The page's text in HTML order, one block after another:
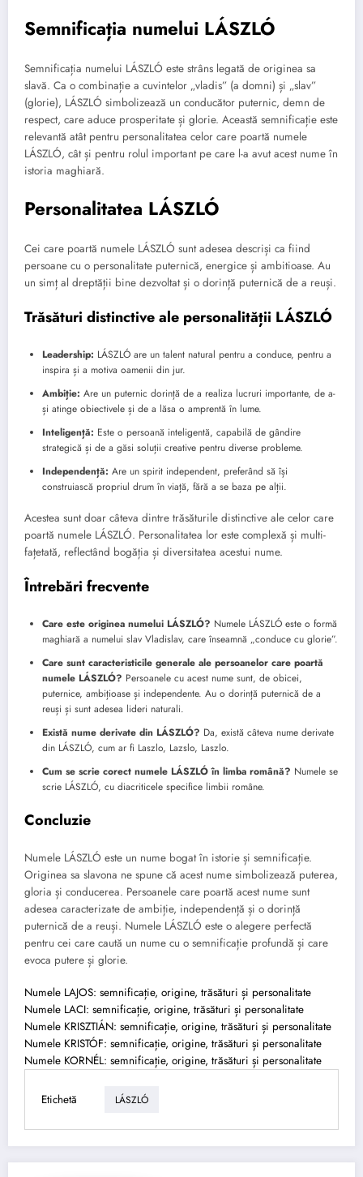
Semnificația numelui LÁSZLÓ
Semnificația numelui LÁSZLÓ este strâns legată de originea sa
slavă. Ca o combinație a cuvintelor „vladis” (a domni) și „slav”
(glorie), LÁSZLÓ simbolizează un conducător puternic, demn de
respect, care aduce prosperitate și glorie. Această semnificație este
relevantă atât pentru personalitatea celor care poartă numele
LÁSZLÓ, cât și pentru rolul important pe care l-a avut acest nume în
istoria maghiară.
Personalitatea LÁSZLÓ
Cei care poartă numele LÁSZLÓ sunt adesea descriși ca fiind
persoane cu o personalitate puternică, energice și ambitioase. Au
un simț al dreptății bine dezvoltat și o dorință puternică de a reuși.
Trăsături distinctive ale personalității LÁSZLÓ
Leadership: LÁSZLÓ are un talent natural pentru a conduce, pentru a
inspira și a motiva oamenii din jur.
Ambiție: Are un puternic dorință de a realiza lucruri importante, de a-
și atinge obiectivele și de a lăsa o amprentă în lume.
Inteligență: Este o persoană inteligentă, capabilă de gândire
strategică și de a găsi soluții creative pentru diverse probleme.
Independență: Are un spirit independent, preferând să își
construiască propriul drum în viață, fără a se baza pe alții.
Acestea sunt doar câteva dintre trăsăturile distinctive ale celor care
poartă numele LÁSZLÓ. Personalitatea lor este complexă și multi-
fațetată, reflectând bogăția și diversitatea acestui nume.
Întrebări frecvente
Care este originea numelui LÁSZLÓ? Numele LÁSZLÓ este o formă
maghiară a numelui slav Vladislav, care înseamnă „conduce cu glorie”.
Care sunt caracteristicile generale ale persoanelor care poartă
numele LÁSZLÓ? Persoanele cu acest nume sunt, de obicei,
puternice, ambițioase și independente. Au o dorință puternică de a
reuși și sunt adesea lideri naturali.
Există nume derivate din LÁSZLÓ? Da, există câteva nume derivate
din LÁSZLÓ, cum ar fi Laszlo, Lazslo, Laszlo.
Cum se scrie corect numele LÁSZLÓ în limba română? Numele se
scrie LÁSZLÓ, cu diacriticele specifice limbii române.
Concluzie
Numele LÁSZLÓ este un nume bogat în istorie și semnificație.
Originea sa slavona ne spune că acest nume simbolizează puterea,
gloria și conducerea. Persoanele care poartă acest nume sunt
adesea caracterizate de ambiție, independență și o dorință
puternică de a reuși. Numele LÁSZLÓ este o alegere perfectă
pentru cei care caută un nume cu o semnificație profundă și care
evoca putere și glorie.
Numele LAJOS: semnificație, origine, trăsături și personalitate
Numele LACI: semnificație, origine, trăsături și personalitate
Numele KRISZTIÁN: semnificație, origine, trăsături și personalitate
Numele KRISTÓF: semnificație, origine, trăsături și personalitate
Numele KORNÉL: semnificație, origine, trăsături și personalitate
Etichetă LÁSZLÓ